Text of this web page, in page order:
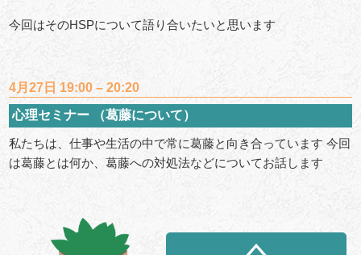
今回はそのHSPについて語り合いたいと思います
4月27日 19:00 – 20:20
心理セミナー （葛藤について）
私たちは、仕事や生活の中で常に葛藤と向き合っています 今回
は葛藤とは何か、葛藤への対処法などについてお話します